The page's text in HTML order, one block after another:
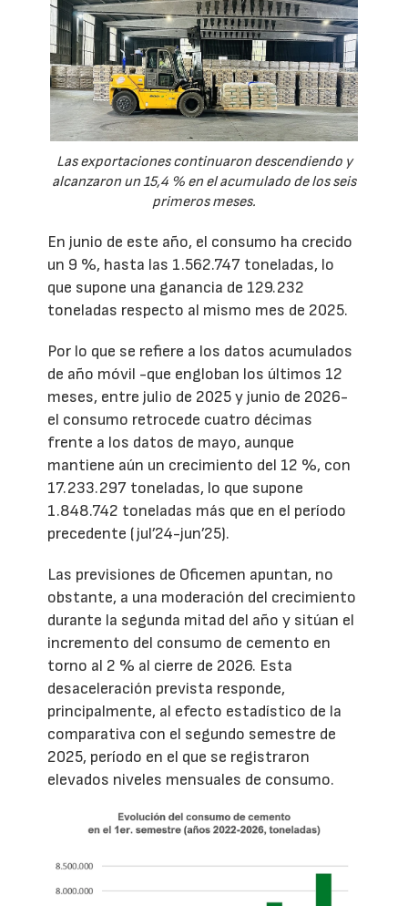
Las exportaciones continuaron descendiendo y
alcanzaron un 15,4 % en el acumulado de los seis
primeros meses.
En junio de este año, el consumo ha crecido
un 9 %, hasta las 1.562.747 toneladas, lo
que supone una ganancia de 129.232
toneladas respecto al mismo mes de 2025.
Por lo que se refiere a los datos acumulados
de año móvil -que engloban los últimos 12
meses, entre julio de 2025 y junio de 2026-
el consumo retrocede cuatro décimas
frente a los datos de mayo, aunque
mantiene aún un crecimiento del 12 %, con
17.233.297 toneladas, lo que supone
1.848.742 toneladas más que en el período
precedente (jul’24-jun’25).
Las previsiones de Oficemen apuntan, no
obstante, a una moderación del crecimiento
durante la segunda mitad del año y sitúan el
incremento del consumo de cemento en
torno al 2 % al cierre de 2026. Esta
desaceleración prevista responde,
principalmente, al efecto estadístico de la
comparativa con el segundo semestre de
2025, período en el que se registraron
elevados niveles mensuales de consumo.